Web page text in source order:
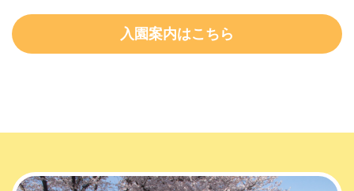
入園案内はこちら